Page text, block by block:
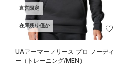
直営限定
在庫残り僅か
UAアーマーフリース プロ フーディ
ー（トレーニング/MEN）